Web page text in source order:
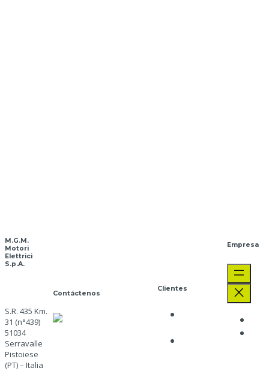
M.G.M.
Motori
Elettrici
S.p.A.
S.R. 435 Km.
31 (n°439)
51034
Serravalle
Pistoiese
(PT) – Italia
Contáctenos
Clientes
Empresa